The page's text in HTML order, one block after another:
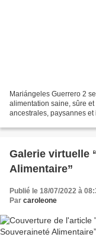
Mariángeles Guerrero 2
alimentation saine, sûre
ancestrales, paysannes
Galerie virtuelle
Alimentaire”
Publié le 18/07/2022 à
Par caroleone